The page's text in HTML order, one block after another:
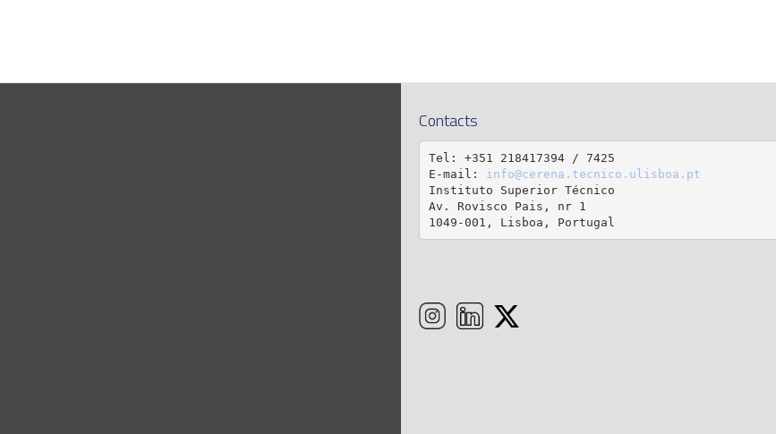
Contacts
Tel: +351 218417394 / 7425
E-mail: info@cerena.tecnico.ulisboa.pt
Instituto Superior Técnico
Av. Rovisco Pais, nr 1
1049-001, Lisboa, Portugal